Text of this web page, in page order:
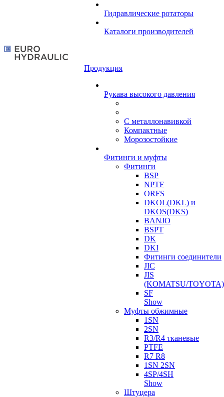
Гидравлические ротаторы
Каталоги производителей
Продукция
Рукава высокого давления
С металлонавивкой
Компактные
Морозостойкие
Фитинги и муфты
Фитинги
BSP
NPTF
ORFS
DKOL(DKL) и
DKOS(DKS)
BANJO
BSPT
DK
DKI
Фитинги соединители
JIC
JIS
(KOMATSU/TOYOTA)
SF
Show
Муфты обжимные
1SN
2SN
R3/R4 тканевые
PTFE
R7 R8
1SN 2SN
4SP/4SH
Show
Штуцера